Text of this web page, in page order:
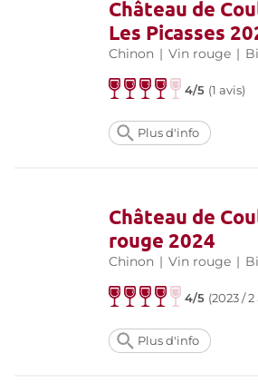
Château de
Les Picasses
Chinon | Vin rouge |
4/5 (1 avis)
Plus d'info
Château de
rouge 2024
Chinon | Vin rouge |
4/5 (2023 / 2
Plus d'info